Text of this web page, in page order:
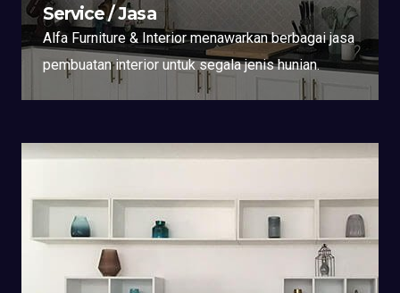
Service / Jasa
Alfa Furniture & Interior menawarkan berbagai jasa
pembuatan interior untuk segala jenis hunian.